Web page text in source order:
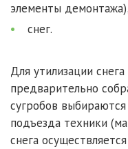
элементы
снег.
Для утилизации
предварительно
сугробов
подъезда техники
снега